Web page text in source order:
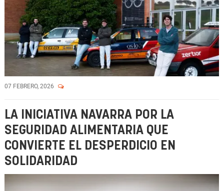
07 FEBRERO, 2026
LA INICIATIVA NAVARRA POR LA
SEGURIDAD ALIMENTARIA QUE
CONVIERTE EL DESPERDICIO EN
SOLIDARIDAD